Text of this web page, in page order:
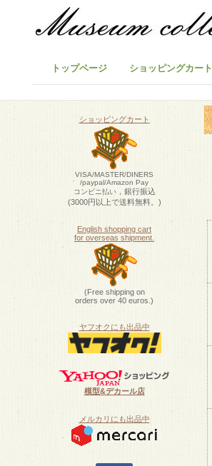
トップページ ショッピングカート
ショッピングカート
VISA/MASTER/DINERS
/paypal/Amazon Pay
コンビニ払い，銀行振込
(3000円以上で送料無料。)
English shopping cart
for overseas shipment.
(Free shipping on
orders over 40 euros.)
ヤフオクにも出品中
模型&デカール店
メルカリにも出品中